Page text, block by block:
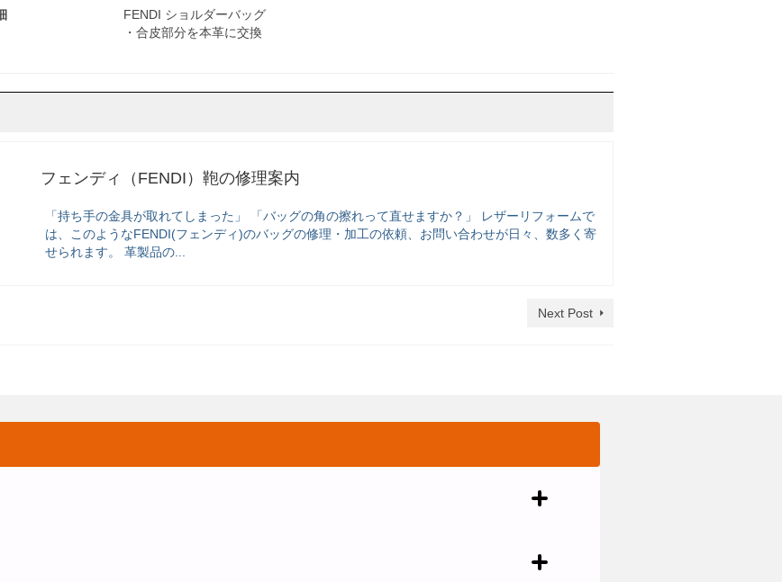
FENDI ショルダーバッグ
・合皮部分を本革に交換
フェンディ（FENDI）鞄の修理案内
「持ち手の金具が取れてしまった」 「バッグの角の擦れって直せますか？」 レザーリフォームで
は、このようなFENDI(フェンディ)のバッグの修理・加工の依頼、お問い合わせが日々、数多く寄
せられます。 革製品の...
Next Post